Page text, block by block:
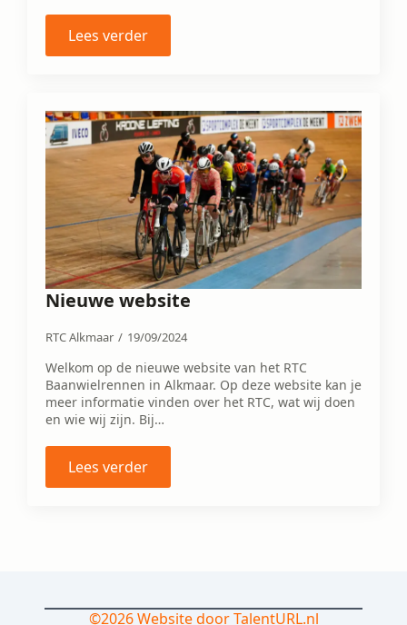
Lees verder
Nieuwe website
RTC Alkmaar 19/09/2024
Welkom op de nieuwe website van het RTC
Baanwielrennen in Alkmaar. Op deze website kan je
meer informatie vinden over het RTC, wat wij doen
en wie wij zijn. Bij…
Lees verder
©2026 Website door TalentURL.nl